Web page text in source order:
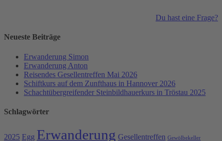
Du hast eine Frage?
Neueste Beiträge
Erwanderung Simon
Erwanderung Anton
Reisendes Gesellentreffen Mai 2026
Schiftkurs auf dem Zunfthaus in Hannover 2026
Schachtübergreifender Steinbildhauerkurs in Tröstau 2025
Schlagwörter
2025 Egg Erwanderung Gesellentreffen Gewölbekeller